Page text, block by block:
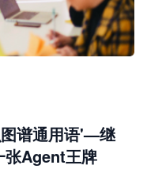
谱通用语'—继
张Agent王牌